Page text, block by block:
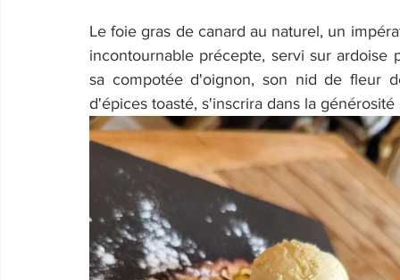
Le foie gras de canard au naturel, un
incontournable précepte, servi sur ardoise
sa compotée d'oignon, son nid de fleur
d'épices toasté, s'inscrira dans la